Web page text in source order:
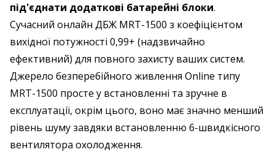
під'єднати додаткові батарейні блоки.
Сучасний онлайн ДБЖ MRT-1500 з коефіцієнтом
вихідної потужності 0,99+ (надзвичайно
ефективний) для повного захисту ваших систем.
Джерело безперебійного живлення Online типу
MRT-1500 просте у встановленні та зручне в
експлуатації, окрім цього, воно має значно менший
рівень шуму завдяки встановленню 6-швидкісного
вентилятора охолодження.